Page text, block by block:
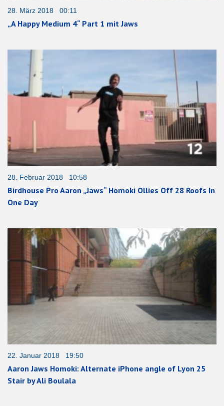
28. März 2018 00:11
„A Happy Medium 4“ Part 1 mit Jaws
28. Februar 2018 10:58
Birdhouse Pro Aaron „Jaws“ Homoki Ollies Off 28 Roofs In
One Day
22. Januar 2018 19:50
Aaron Jaws Homoki: Alternate iPhone angle of Lyon 25
Stair by Ali Boulala